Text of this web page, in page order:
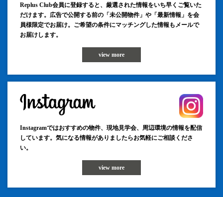
Replus Club会員に登録すると、厳選された情報をいち早くご覧いた
だけます。広告で公開する前の「未公開物件」や「最新情報」を会
員様限定でお届け。ご希望の条件にマッチングした情報もメールで
お届けします。
view more
Instagramではおすすめの物件、現地見学会、周辺環境の情報を配信
しています。気になる情報がありましたらお気軽にご相談くださ
い。
view more